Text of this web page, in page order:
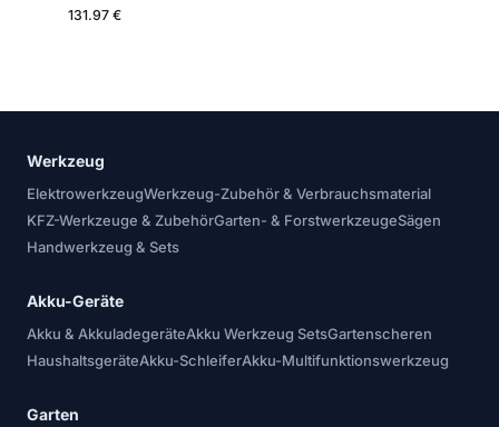
131.97 €
Werkzeug
ElektrowerkzeugWerkzeug-Zubehör & Verbrauchsmaterial
KFZ-Werkzeuge & ZubehörGarten- & ForstwerkzeugeSägen
Handwerkzeug & Sets
Akku-Geräte
Akku & AkkuladegeräteAkku Werkzeug SetsGartenscheren
HaushaltsgeräteAkku-SchleiferAkku-Multifunktionswerkzeug
Garten